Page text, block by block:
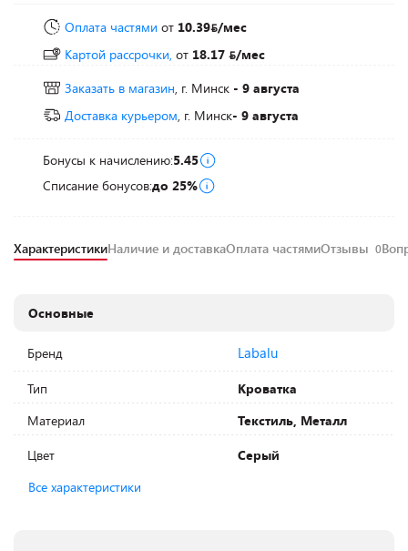
Оплата частями от 10.39 /мес
Картой рассрочки, от 18.17
/мес
Заказать в магазин, г. Минск - 9 августа
Доставка курьером, г. Минск- 9 августа
Бонусы к начислению:5.45
Списание бонусов:до 25%
ХарактеристикиНаличие и доставкаОплата частямиОтзывы 0
Основные
Бренд Labalu
Тип
Кроватка
Материал
Текстиль, Металл
Цвет
Серый
Все характеристики